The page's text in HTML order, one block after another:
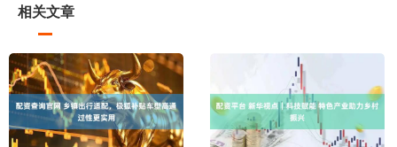
相关文章